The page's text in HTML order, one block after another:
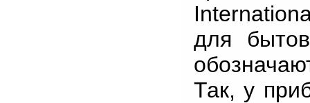
для
Так, у